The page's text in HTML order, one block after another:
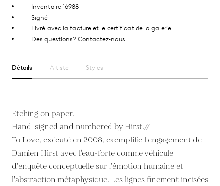
Inventaire 16988
Signé
Livré avec la facture et le certificat de la galerie
Des questions?Contactez-nous.
Détails Artiste Styles
Etching on paper.
Hand-signed and numbered by Hirst.//
To Love, exécuté en 2008, exemplifie l'engagement de
Damien Hirst avec l'eau-forte comme véhicule
d'enquête conceptuelle sur l'émotion humaine et
l'abstraction métaphysique. Les lignes finement incisées